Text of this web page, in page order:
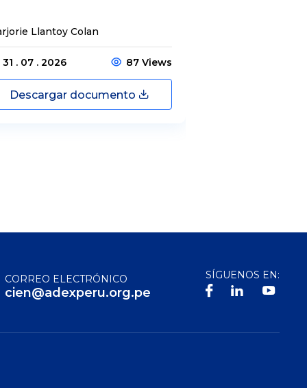
Llantoy Colan
31 . 07 . 2026 87 Views
Descargar documento
CORREO ELECTRÓNICO
cien@adexperu.org.pe
SÍGUENOS EN: